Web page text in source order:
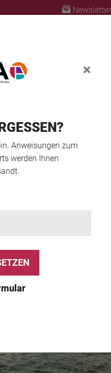
Newsletter
×
Anweisungen zum
werden Ihnen